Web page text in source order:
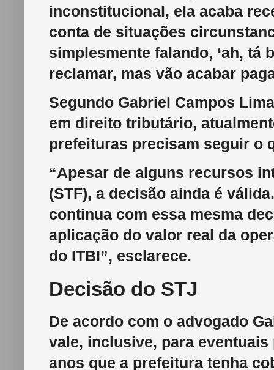
inconstitucional, ela acaba
conta de situações
simplesmente falando, ‘ah, tá
reclamar, mas vão acabar
Segundo Gabriel Campos
em direito tributário,
prefeituras precisam seguir o
“Apesar de alguns recursos
(STF), a decisão ainda é
continua com essa mesma
aplicação do valor real da
do ITBI”, esclarece.
Decisão do STJ
De acordo com o advogado
vale, inclusive, para
anos que a prefeitura tenha